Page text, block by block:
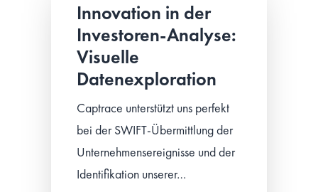
Innovation in der
Investoren-Analyse:
Visuelle
Datenexploration
Captrace unterstützt uns perfekt
bei der SWIFT-Übermittlung der
Unternehmensereignisse und der
Identifikation unserer…